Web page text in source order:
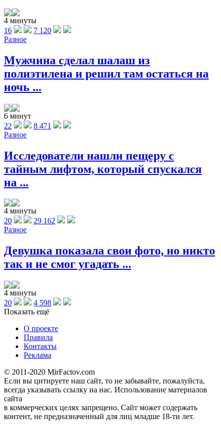
4 минуты
16
7 120
Разное
Мужчина сделал шалаш из
полиэтилена и решил там остаться на
ночь ...
6 минут
22
8 471
Разное
Исследователи нашли пещеру с
тайным лифтом, который спускался
на ...
4 минуты
20
29 162
Разное
Девушка показала свои фото, но никто
так и не смог угадать ...
4 минуты
20
4 598
Показать ещё
О проекте
Правила
Контакты
Реклама
© 2011-2020 MirFactov.com
Если вы цитируете наш сайт, то не забывайте, пожалуйста,
всегда указывать ссылку на нас. Использование материалов
сайта
в коммерческих целях запрещено. Сайт может содержать
контент, не предназначенный для лиц младше 18-ти лет.